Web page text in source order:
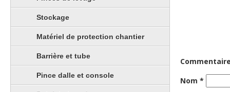
Nom *
Stockage
Matériel de protection chantier
Barrière et tube
Pince dalle et console